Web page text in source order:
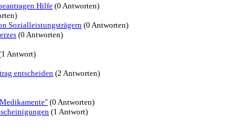
Hilfe (0 Antworten)
Sozialleistungs­trägern (0 Antworten)
(0 Antworten)
Antwort)
entscheiden (2 Antworten)
(0 Antworten)
(1 Antwort)